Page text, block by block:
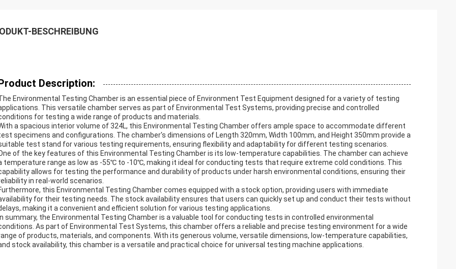
BESCHREIBUNG
Description:
Environmental Testing Chamber is an essential piece of Environment Test Equipment designed for a variety of testing
This versatile chamber serves as part of Environmental Test Systems, providing precise and controlled
for testing a wide range of products and materials.
a spacious interior volume of 324L, this Environmental Testing Chamber offers ample space to accommodate different
specimens and configurations. The chamber's dimensions of Length 320mm, Width 100mm, and Height 350mm provide a
test stand for various testing requirements, ensuring flexibility and adaptability for different testing scenarios.
of the key features of this Environmental Testing Chamber is its low-temperature capabilities. The chamber can achieve
temperature range as low as -55℃ to -10℃, making it ideal for conducting tests that require extreme cold conditions. This
allows for testing the performance and durability of products under harsh environmental conditions, ensuring their
in real-world scenarios.
this Environmental Testing Chamber comes equipped with a stock option, providing users with immediate
for their testing needs. The stock availability ensures that users can quickly set up and conduct their tests without
making it a convenient and efficient solution for various testing applications.
summary, the Environmental Testing Chamber is a valuable tool for conducting tests in controlled environmental
As part of Environmental Test Systems, this chamber offers a reliable and precise testing environment for a wide
of products, materials, and components. With its generous volume, versatile dimensions, low-temperature capabilities,
stock availability, this chamber is a versatile and practical choice for universal testing machine applications.